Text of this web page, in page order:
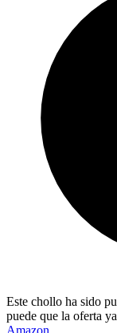
Este chollo ha sido
puede que la oferta
Amazon